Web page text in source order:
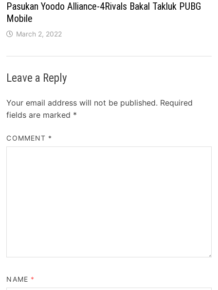
Pasukan Yoodo Alliance-4Rivals Bakal Takluk PUBG
Mobile
March 2, 2022
Leave a Reply
Your email address will not be published. Required
fields are marked *
COMMENT *
NAME *